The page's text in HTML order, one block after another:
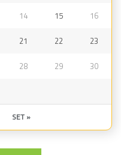
14 15 16
21 22 23
28 29 30
SET »